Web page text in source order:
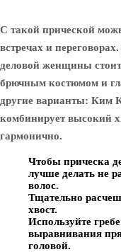
С такой прической
встречах и
деловой женщины
брючным костюмом и
другие варианты: Ким
комбинирует высокий
гармонично.
Чтобы прическа
лучше делать не
волос.
Тщательно
хвост.
Используйте
выравнивания
головой.